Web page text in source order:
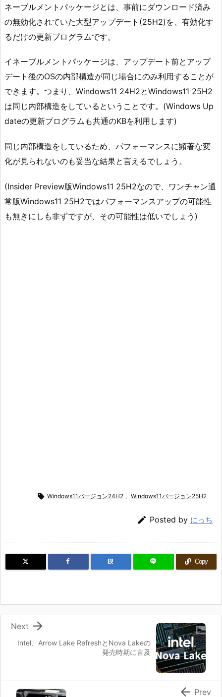
ネーブルメントパッケージとは、事前にダウンロード済み
の無効化されていた大型アップデート(25H2)を、有効化す
るだけの更新プログラムです。
イネーブルメントパッケージは、アップデート前とアップ
デート後のOSの内部構造が同じ場合にのみ利用することが
できます。つまり、Windows11 24H2とWindows11 25H2
は同じ内部構造をしているということです。(Windows Up
dateの更新プログラムも共通のKBを利用します)
同じ内部構造をしているため、パフォーマンスに顕著な変
化が見られないのも妥当な結果と言えるでしょう。
(Insider Preview版Windows11 25H2なので、ワンチャン通
常版Windows11 25H2ではパフォーマンスアップの可能性
も無きにしも非ずですが、その可能性は低いでしょう)
 Windows11バージョン24H2 , Windows11バージョン25H2
 Posted by にっち
B! Copy
Intel、Arrow Lake RefreshとNova Lakeの
発売時期に言及

Next
 Prev